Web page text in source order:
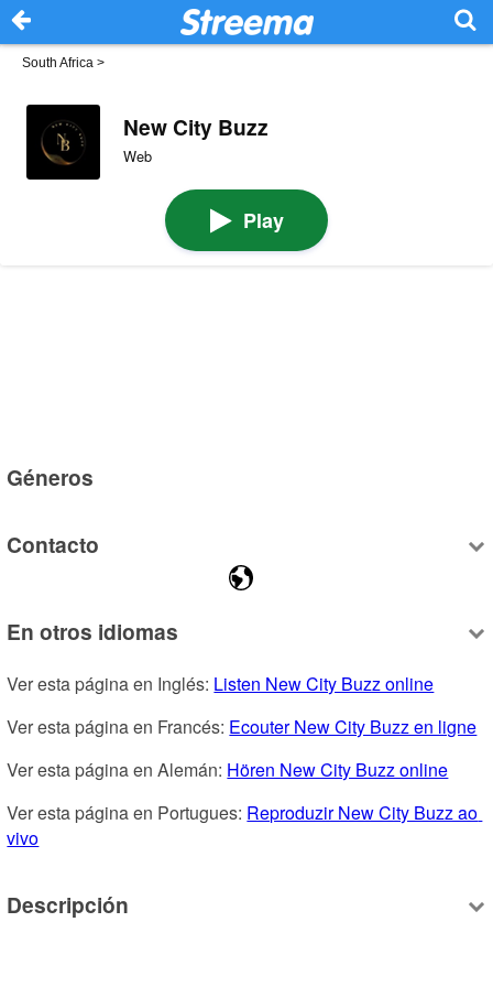
South Africa >
New City Buzz
Web
Play
Géneros
Contacto
En otros idiomas
Ver esta página en Inglés: Listen New City Buzz online
Ver esta página en Francés: Ecouter New City Buzz en ligne
Ver esta página en Alemán: Hören New City Buzz online
Ver esta página en Portugues: Reproduzir New City Buzz ao
vivo
Descripción